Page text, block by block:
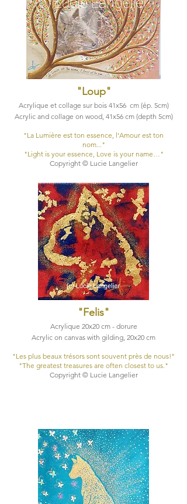
"Loup"
Acrylique et collage sur bois 41x56 cm (ép. 5cm)
Acrylic and collage on wood, 41x56 cm (depth 5cm)
"La Lumière est ton essence, l'Amour est ton
nom..."​
"Light is your essence, Love is your name…"​
Copyright © Lucie Langelier
"Felis"
Acrylique 20x20 cm - dorure
Acrylic on canvas with gilding, 20x20 cm
​"Les plus beaux trésors sont souvent près de nous!"
​"The greatest treasures are often closest to us."
Copyright © Lucie Langelier